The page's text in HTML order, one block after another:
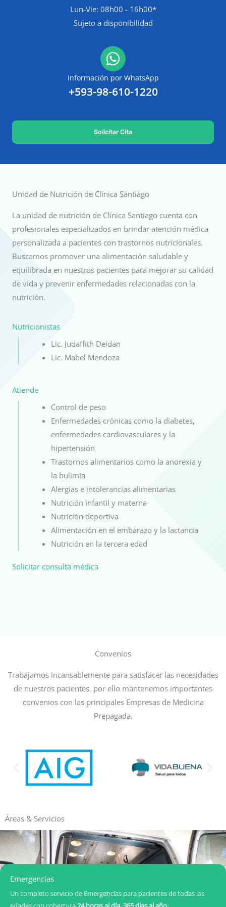
Lun-Vie: 08h00 - 16h00*
Sujeto a disponibilidad
Información por WhatsApp
+593-98-610-1220
Solicitar Cita
Unidad de Nutrición de Clínica Santiago
La unidad de nutrición de Clínica Santiago cuenta con
profesionales especializados en brindar atención médica
personalizada a pacientes con trastornos nutricionales.
Buscamos promover una alimentación saludable y
equilibrada en nuestros pacientes para mejorar su calidad
de vida y prevenir enfermedades relacionadas con la
nutrición.
Nutricionistas
Lic. Judaffith Deidan
Lic. Mabel Mendoza
Atiende
Control de peso
Enfermedades crónicas como la diabetes,
enfermedades cardiovasculares y la
hipertensión
Trastornos alimentarios como la anorexia y
la bulimia
Alergias e intolerancias alimentarias
Nutrición infantil y materna
Nutrición deportiva
Alimentación en el embarazo y la lactancia
Nutrición en la tercera edad
Solicitar consulta médica
Convenios
Trabajamos incansablemente para satisfacer las necesidades
de nuestros pacientes, por ello mantenemos importantes
convenios con las principales Empresas de Medicina
Prepagada.
Áreas & Servicios
Emergencias
Un completo servicio de Emergencias para pacientes de todas las